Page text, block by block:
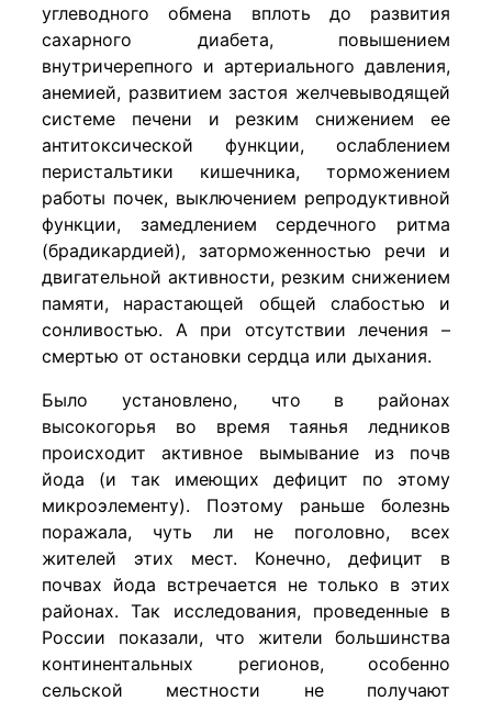
углеводного обмена вплоть до развития
сахарного диабета, повышением
внутричерепного и артериального давления,
анемией, развитием застоя желчевыводящей
системе печени и резким снижением ее
антитоксической функции, ослаблением
перистальтики кишечника, торможением
работы почек, выключением репродуктивной
функции, замедлением сердечного ритма
(брадикардией), заторможенностью речи и
двигательной активности, резким снижением
памяти, нарастающей общей слабостью и
сонливостью. А при отсутствии лечения –
смертью от остановки сердца или дыхания.
Было установлено, что в районах
высокогорья во время таянья ледников
происходит активное вымывание из почв
йода (и так имеющих дефицит по этому
микроэлементу). Поэтому раньше болезнь
поражала, чуть ли не поголовно, всех
жителей этих мест. Конечно, дефицит в
почвах йода встречается не только в этих
районах. Так исследования, проведенные в
России показали, что жители большинства
континентальных регионов, особенно
сельской местности не получают